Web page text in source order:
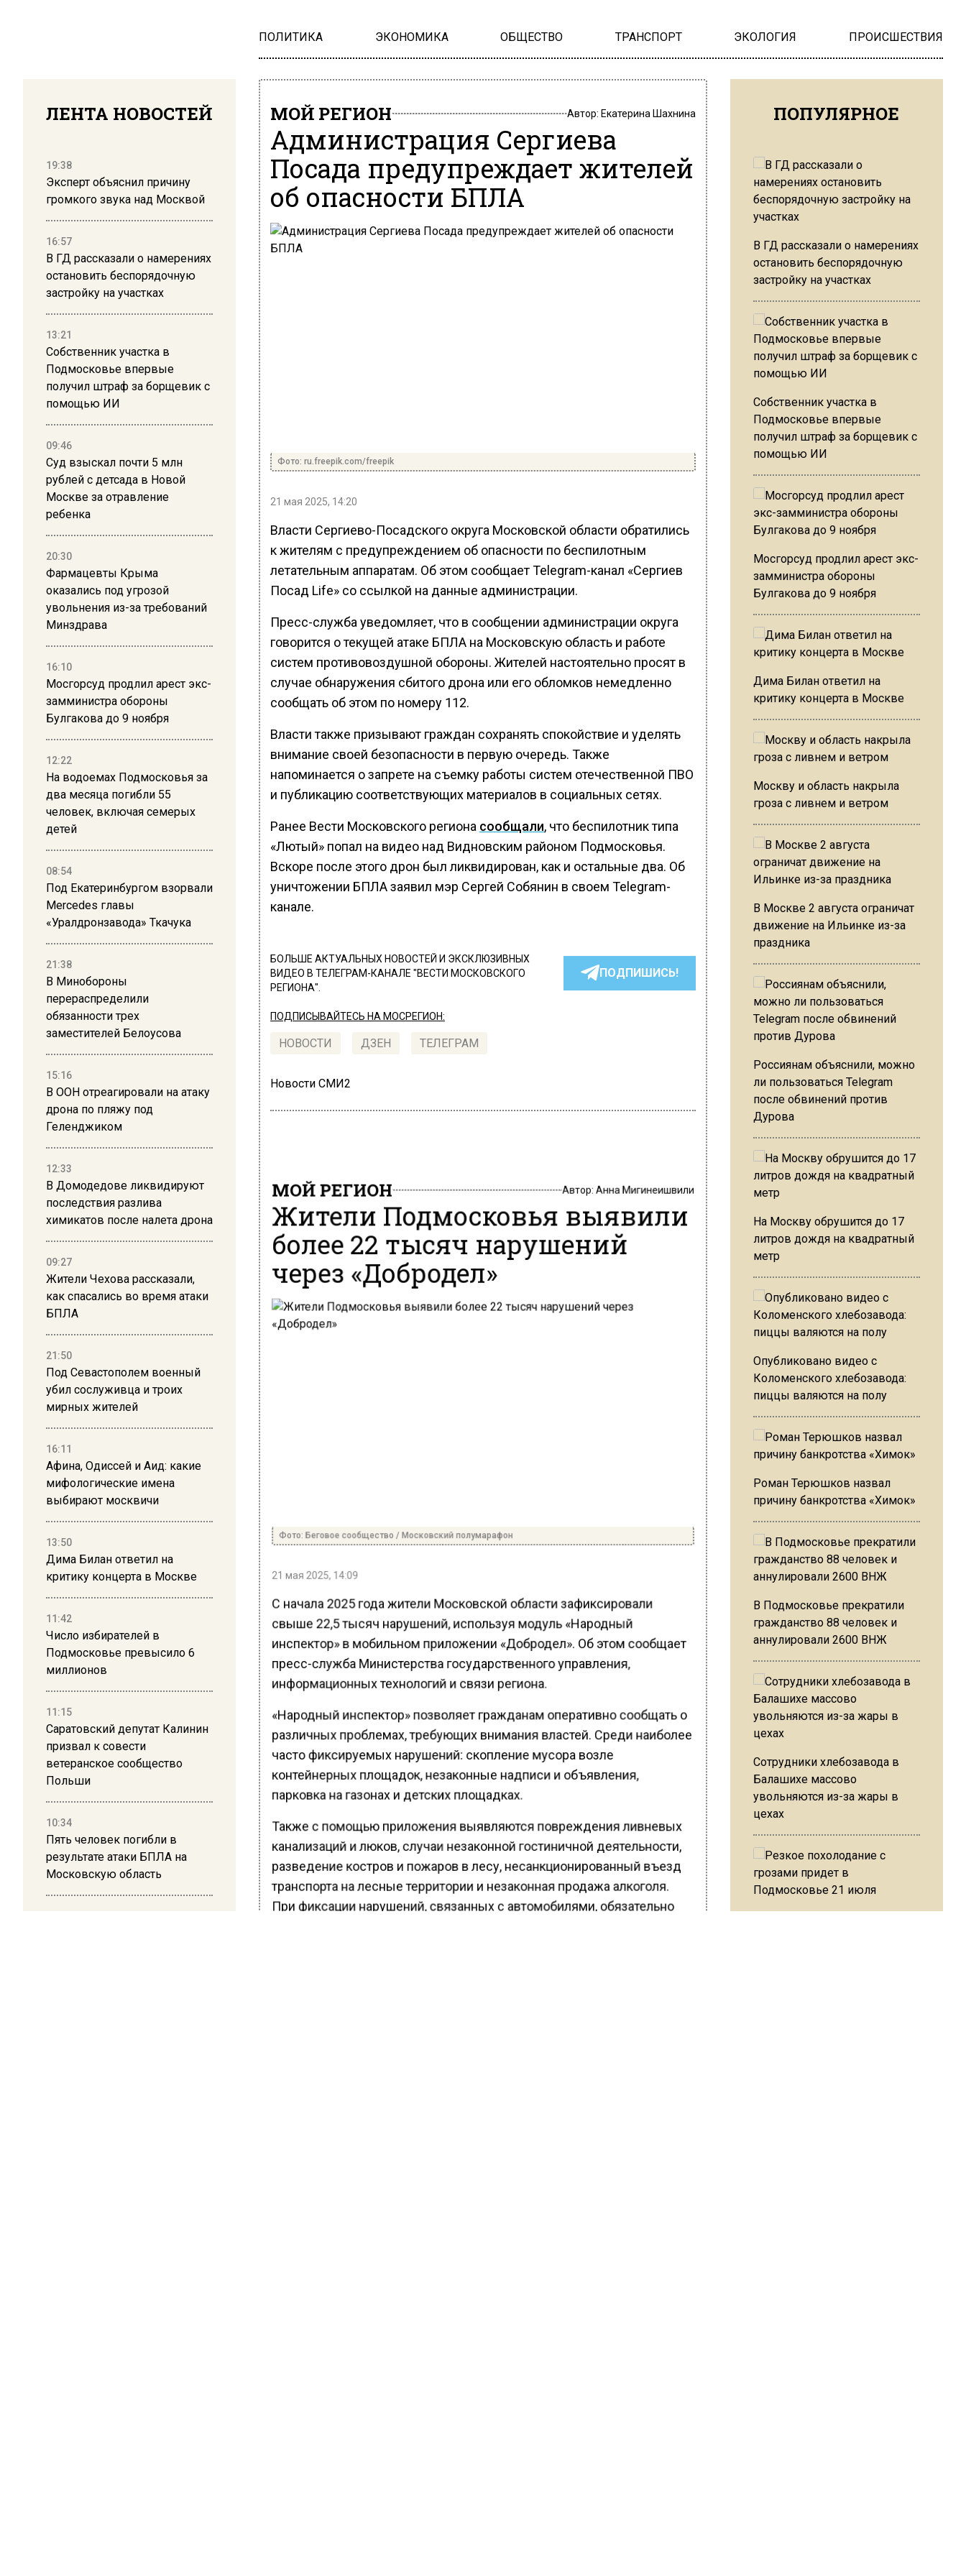
ПОЛИТИКА ЭКОНОМИКА ОБЩЕСТВО ТРАНСПОРТ ЭКОЛОГИЯ ПРОИСШЕСТВИЯ
ЛЕНТА НОВОСТЕЙ
19:38
Эксперт объяснил причину
громкого звука над Москвой
16:57
В ГД рассказали о намерениях
остановить беспорядочную
застройку на участках
13:21
Собственник участка в
Подмосковье впервые
получил штраф за борщевик с
помощью ИИ
09:46
Суд взыскал почти 5 млн
рублей с детсада в Новой
Москве за отравление
ребенка
20:30
Фармацевты Крыма
оказались под угрозой
увольнения из-за требований
Минздрава
16:10
Мосгорсуд продлил арест экс-
замминистра обороны
Булгакова до 9 ноября
12:22
На водоемах Подмосковья за
два месяца погибли 55
человек, включая семерых
детей
08:54
Под Екатеринбургом взорвали
Mercedes главы
«Уралдронзавода» Ткачука
21:38
В Минобороны
перераспределили
обязанности трех
заместителей Белоусова
15:16
В ООН отреагировали на атаку
дрона по пляжу под
Геленджиком
12:33
В Домодедове ликвидируют
последствия разлива
химикатов после налета дрона
09:27
Жители Чехова рассказали,
как спасались во время атаки
БПЛА
21:50
Под Севастополем военный
убил сослуживца и троих
мирных жителей
16:11
Афина, Одиссей и Аид: какие
мифологические имена
выбирают москвичи
13:50
Дима Билан ответил на
критику концерта в Москве
11:42
Число избирателей в
Подмосковье превысило 6
миллионов
11:15
Саратовский депутат Калинин
призвал к совести
ветеранское сообщество
Польши
10:34
Пять человек погибли в
результате атаки БПЛА на
Московскую область
МОЙ РЕГИОН Автор: Екатерина Шахнина
Администрация Сергиева
Посада предупреждает жителей
об опасности БПЛА
Фото: ru.freepik.com/freepik
21 мая 2025, 14:20
Власти Сергиево-Посадского округа Московской области обратились
к жителям с предупреждением об опасности по беспилотным
летательным аппаратам. Об этом сообщает Telegram-канал «Сергиев
Посад Life» со ссылкой на данные администрации.
Пресс-служба уведомляет, что в сообщении администрации округа
говорится о текущей атаке БПЛА на Московскую область и работе
систем противовоздушной обороны. Жителей настоятельно просят в
случае обнаружения сбитого дрона или его обломков немедленно
сообщать об этом по номеру 112.
Власти также призывают граждан сохранять спокойствие и уделять
внимание своей безопасности в первую очередь. Также
напоминается о запрете на съемку работы систем отечественной ПВО
и публикацию соответствующих материалов в социальных сетях.
Ранее Вести Московского региона сообщали, что беспилотник типа
«Лютый» попал на видео над Видновским районом Подмосковья.
Вскоре после этого дрон был ликвидирован, как и остальные два. Об
уничтожении БПЛА заявил мэр Сергей Собянин в своем Telegram-
канале.
БОЛЬШЕ АКТУАЛЬНЫХ НОВОСТЕЙ И ЭКСКЛЮЗИВНЫХ
ВИДЕО В ТЕЛЕГРАМ-КАНАЛЕ "ВЕСТИ МОСКОВСКОГО
РЕГИОНА".
ПОДПИШИСЬ!
ПОДПИСЫВАЙТЕСЬ НА МОСРЕГИОН:
НОВОСТИ ДЗЕН ТЕЛЕГРАМ
Новости СМИ2
МОЙ РЕГИОН Автор: Анна Мигинеишвили
Жители Подмосковья выявили
более 22 тысяч нарушений
через «Добродел»
Фото: Беговое сообщество / Московский полумарафон
21 мая 2025, 14:09
С начала 2025 года жители Московской области зафиксировали
свыше 22,5 тысяч нарушений, используя модуль «Народный
инспектор» в мобильном приложении «Добродел». Об этом сообщает
пресс-служба Министерства государственного управления,
информационных технологий и связи региона.
«Народный инспектор» позволяет гражданам оперативно сообщать о
различных проблемах, требующих внимания властей. Среди наиболее
часто фиксируемых нарушений: скопление мусора возле
контейнерных площадок, незаконные надписи и объявления,
парковка на газонах и детских площадках.
Также с помощью приложения выявляются повреждения ливневых
канализаций и люков, случаи незаконной гостиничной деятельности,
разведение костров и пожаров в лесу, несанкционированный въезд
транспорта на лесные территории и незаконная продажа алкоголя.
При фиксации нарушений, связанных с автомобилями, обязательно
ПОПУЛЯРНОЕ
В ГД рассказали о намерениях
остановить беспорядочную
застройку на участках
Собственник участка в
Подмосковье впервые
получил штраф за борщевик с
помощью ИИ
Мосгорсуд продлил арест экс-
замминистра обороны
Булгакова до 9 ноября
Дима Билан ответил на
критику концерта в Москве
Москву и область накрыла
гроза с ливнем и ветром
В Москве 2 августа ограничат
движение на Ильинке из-за
праздника
Россиянам объяснили, можно
ли пользоваться Telegram
после обвинений против
Дурова
На Москву обрушится до 17
литров дождя на квадратный
метр
Опубликовано видео с
Коломенского хлебозавода:
пиццы валяются на полу
Роман Терюшков назвал
причину банкротства «Химок»
В Подмосковье прекратили
гражданство 88 человек и
аннулировали 2600 ВНЖ
Сотрудники хлебозавода в
Балашихе массово
увольняются из-за жары в
цехах